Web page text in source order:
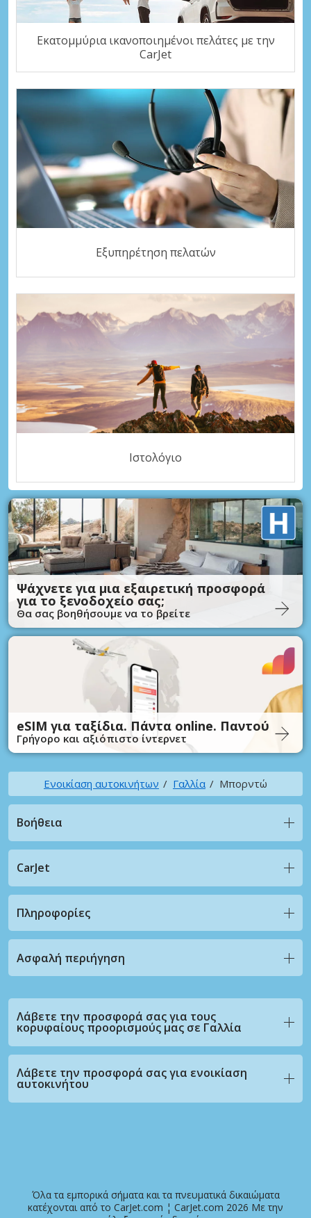
Εκατομμύρια ικανοποιημένοι πελάτες με την
CarJet
Εξυπηρέτηση πελατών
Ιστολόγιο
Ψάχνετε για μια εξαιρετική προσφορά
για το ξενοδοχείο σας;
Θα σας βοηθήσουμε να το βρείτε
eSIM για ταξίδια. Πάντα online. Παντού
Γρήγορο και αξιόπιστο ίντερνετ
Ενοικίαση αυτοκινήτων Γαλλία Μπορντώ
Βοήθεια
CarJet
Πληροφορίες
Ασφαλή περιήγηση
Λάβετε την προσφορά σας για τους
κορυφαίους προορισμούς μας σε Γαλλία
Λάβετε την προσφορά σας για ενοικίαση
αυτοκινήτου
Όλα τα εμπορικά σήματα και τα πνευματικά δικαιώματα
κατέχονται από το CarJet.com ¦ CarJet.com 2026 Με την